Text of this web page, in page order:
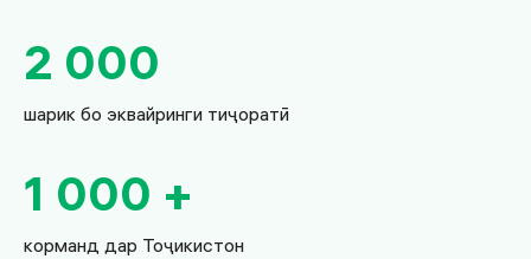
2 000
шарик бо эквайринги тиҷоратӣ
1 000 +
корманд дар Тоҷикистон